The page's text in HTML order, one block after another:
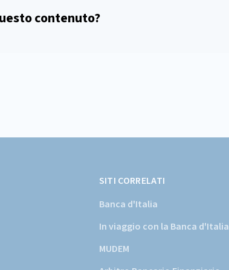
contenuto?
SITI CORRELATI
Banca d'Italia
In viaggio con la Banca d'Italia
MUDEM